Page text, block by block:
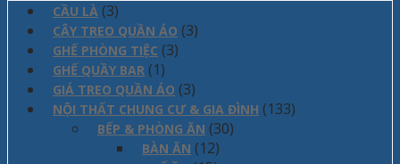
CẦU LÀ (3)
CÂY TREO QUẦN ÁO (3)
GHẾ PHÒNG TIỆC (3)
GHẾ QUẦY BAR (1)
GIÁ TREO QUẦN ÁO (3)
NỘI THẤT CHUNG CƯ & GIA ĐÌNH (133)
BẾP & PHÒNG ĂN (30)
BÀN ĂN (12)